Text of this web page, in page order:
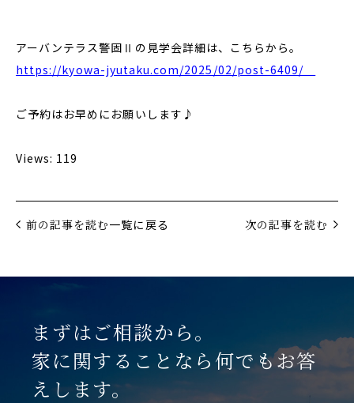
アーバンテラス警固Ⅱの見学会詳細は、こちらから。
https://kyowa-jyutaku.com/2025/02/post-6409/
ご予約はお早めにお願いします♪
Views: 119
前の記事を読む一覧に戻る 次の記事を読む
まずはご相談から。
家に関することなら何でもお答
えします。